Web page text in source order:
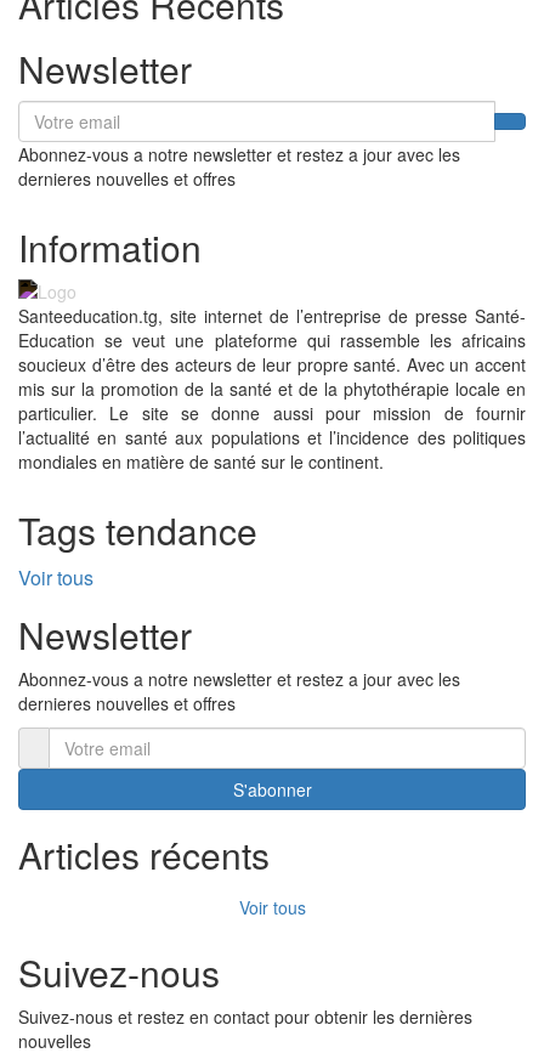
Newsletter
Abonnez-vous a notre newsletter et restez a jour avec les
dernieres nouvelles et offres
Information
Santeeducation.tg, site internet de l’entreprise de presse Santé-
Education se veut une plateforme qui rassemble les africains
soucieux d’être des acteurs de leur propre santé. Avec un accent
mis sur la promotion de la santé et de la phytothérapie locale en
particulier. Le site se donne aussi pour mission de fournir
l’actualité en santé aux populations et l’incidence des politiques
mondiales en matière de santé sur le continent.
Tags tendance
Voir tous
Newsletter
Abonnez-vous a notre newsletter et restez a jour avec les
dernieres nouvelles et offres
S'abonner
Articles récents
Voir tous
Suivez-nous
Suivez-nous et restez en contact pour obtenir les dernières
nouvelles